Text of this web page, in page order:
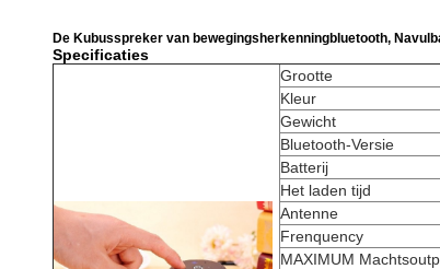
De Kubusspreker van bewegingsherkenningbluetooth,
Specificaties
Grootte
Kleur
Gewicht
Bluetooth-Versie
Batterij
Het laden tijd
Antenne
Frenquency
MAXIMUM